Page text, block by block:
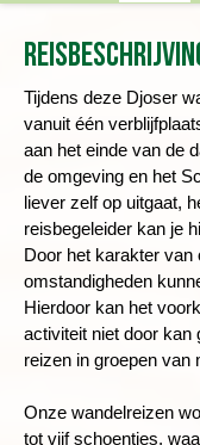
Tijdens deze Djoser
vanuit één
aan het einde van de
de omgeving en het
liever zelf op uitgaat,
reisbegeleider kan je
Door het karakter van
omstandigheden
Hierdoor kan het
activiteit niet door kan
reizen in groepen van
Onze wandelreizen
tot vijf schoentjes,